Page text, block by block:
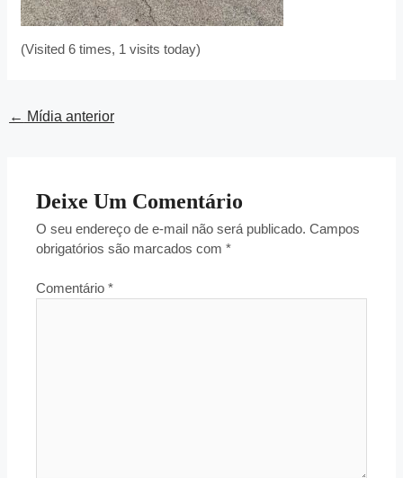
(Visited 6 times, 1 visits today)
← Mídia anterior
Deixe Um Comentário
O seu endereço de e-mail não será publicado. Campos
obrigatórios são marcados com*
Comentário*